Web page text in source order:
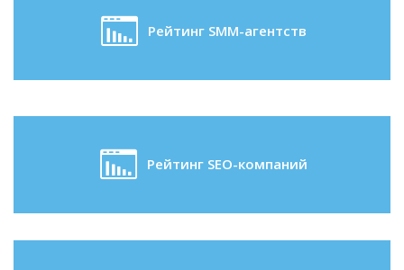
Рейтинг SMM-агентств
Рейтинг SEO-компаний